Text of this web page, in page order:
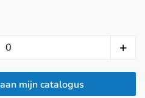
mijn catalogus